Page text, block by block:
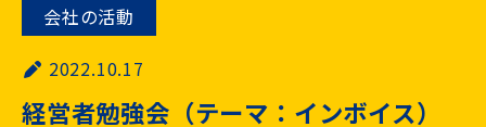
会社の活動
2022.10.17
経営者勉強会（テーマ：インボイス）